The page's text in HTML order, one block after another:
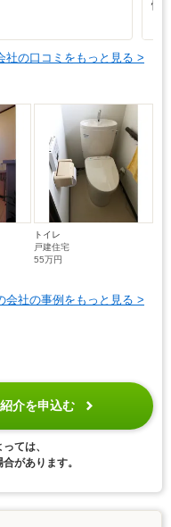
忙
社の口コミをもっと見る >
トイレ
戸建住宅
55万円
会社の事例をもっと見る >
介を申込む
ては、
があります。